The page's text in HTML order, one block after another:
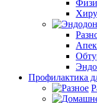
Профилактика